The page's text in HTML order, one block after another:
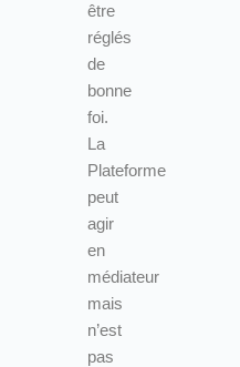
être
réglés
de
bonne
foi.
La
Plateforme
peut
agir
en
médiateur
mais
n’est
pas